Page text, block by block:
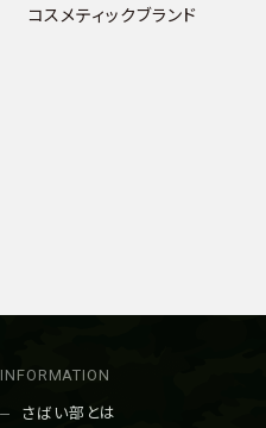
コスメティックブランド
INFORMATION
さばい部とは